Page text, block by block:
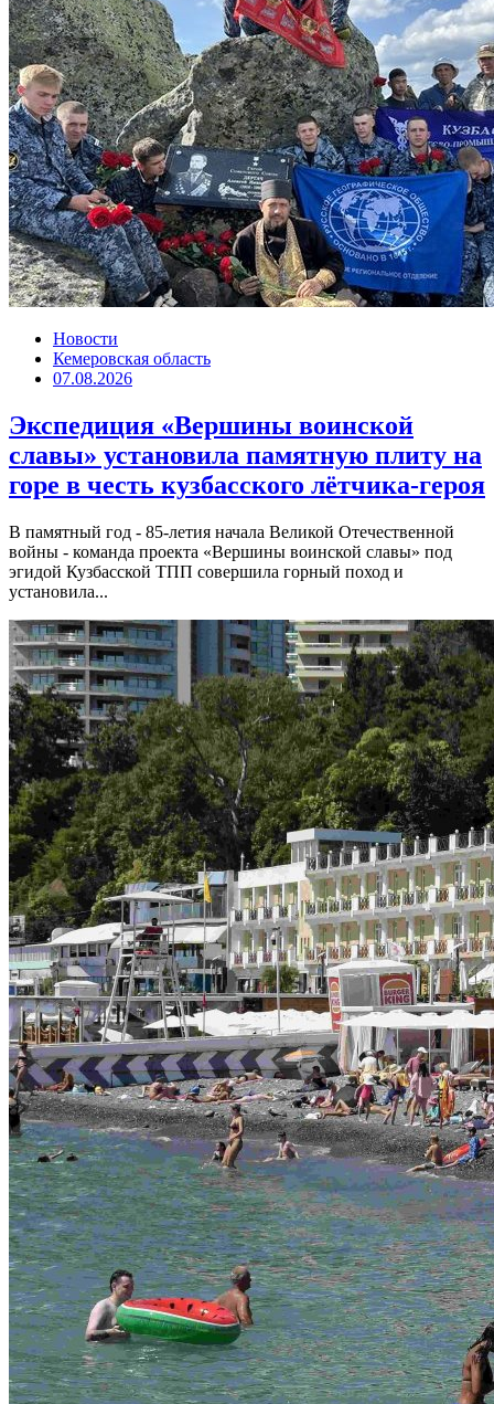
Новости
Кемеровская область
07.08.2026
Экспедиция «Вершины воинской
славы» установила памятную плиту на
горе в честь кузбасского лётчика-героя
В памятный год - 85-летия начала Великой Отечественной
войны - команда проекта «Вершины воинской славы» под
эгидой Кузбасской ТПП совершила горный поход и
установила...